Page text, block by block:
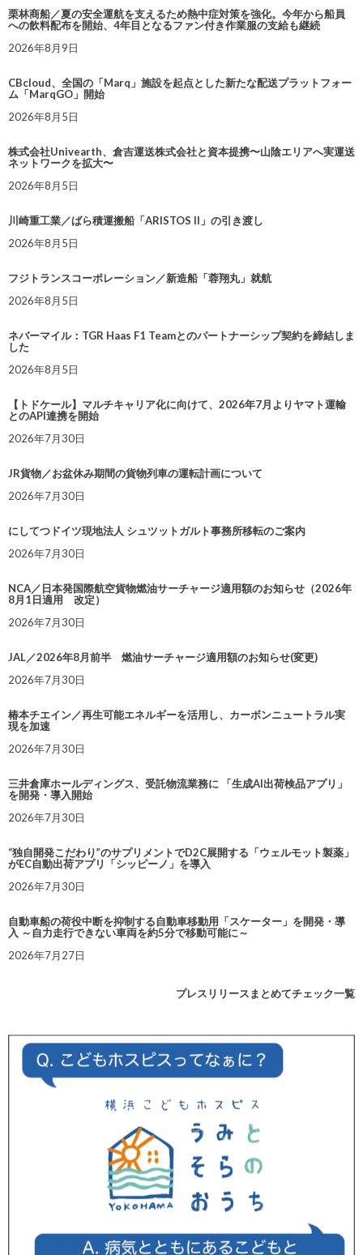
栗林商船／夏の安全運航を支えるため熱中症対策を強化。今年から船員
への飲料配布を開始、4年目となるファン付き作業服の支給も継続
2026年8月9日
CBcloud、全国の「Marq」施設を起点とした新たな配送プラットフォー
ム「MarqGO」開始
2026年8月5日
株式会社Univearth、倉吉運送株式会社と資本提携〜山陰エリアへ実運送
ネットワークを拡大〜
2026年8月5日
川崎重工業／ばら積運搬船「ARISTOS II」の引き渡し
2026年8月5日
フジトランスコーポレーション／新造船「蓉翔丸」就航
2026年8月5日
ネバーマイル：TGR Haas F1 Teamとのパートナーシップ契約を締結しま
した
2026年8月5日
【トドケール】マルチキャリア化に向けて、2026年7月よりヤマト運輸
とのAPI連携を開始
2026年7月30日
JR貨物／お盆休み期間の貨物列車の運転計画について
2026年7月30日
にしてつドイツ現地法人 シュツットガルト事務所移転のご案内
2026年7月30日
NCA／日本発国際航空貨物燃油サーチャージ適用額のお知らせ（2026年
8月1日適用 改定）
2026年7月30日
JAL／2026年8月前半 燃油サーチャージ適用額のお知らせ(変更)
2026年7月30日
椿本チエイン／再生可能エネルギーを活用し、カーボンニュートラル実
現を加速
2026年7月30日
三井倉庫ホールディングス、受託物流業務に 「生成AI出荷検品アプリ」
を開発・導入開始
2026年7月30日
“独自開発こだわり”のサプリメントでD2C展開する「ウェルモット製薬」
がEC自動出荷アプリ「シッピーノ」を導入
2026年7月30日
自動車船の荷役中断を抑制する自動車移動用「スケーター」を開発・導
入 ～自力走行できない車両を約5分で移動可能に～
2026年7月27日
プレスリリースまとめてチェック一覧